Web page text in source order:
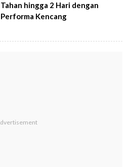
Tahan hingga 2 Hari dengan
Performa Kencang